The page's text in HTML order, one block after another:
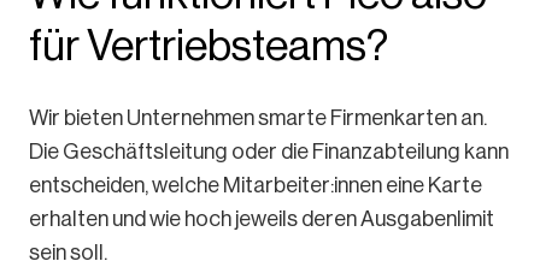
für Vertriebsteams?
Wir bieten Unternehmen smarte Firmenkarten an.
Die Geschäftsleitung oder die Finanzabteilung kann
entscheiden, welche Mitarbeiter:innen eine Karte
erhalten und wie hoch jeweils deren Ausgabenlimit
sein soll.